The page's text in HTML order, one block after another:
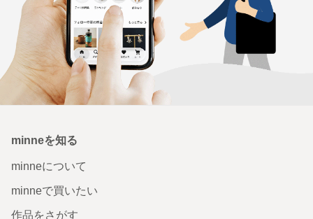
minneを知る
minneについて
minneで買いたい
作品をさがす